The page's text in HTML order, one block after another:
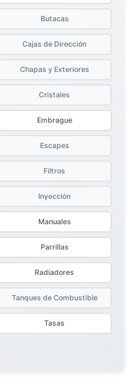
Butacas
Cajas de Dirección
Chapas y Exteriores
Cristales
Embrague
Escapes
Filtros
Inyección
Manuales
Parrillas
Radiadores
Tanques de Combustible
Tasas